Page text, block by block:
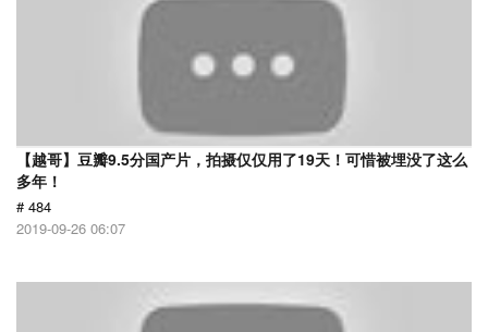
【越哥】豆瓣9.5分国产片，拍摄仅仅用了19天！可惜被埋没了这么
多年！
# 484
2019-09-26 06:07